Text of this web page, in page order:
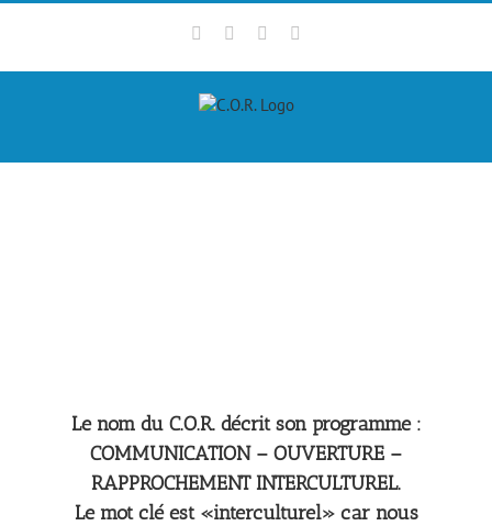
Skip
Facebook
TwitterLinkedIn
Le nom du C.O.R. décrit son programme :
COMMUNICATION – OUVERTURE –
RAPPROCHEMENT INTERCULTUREL.
Le mot clé est «interculturel» car nous